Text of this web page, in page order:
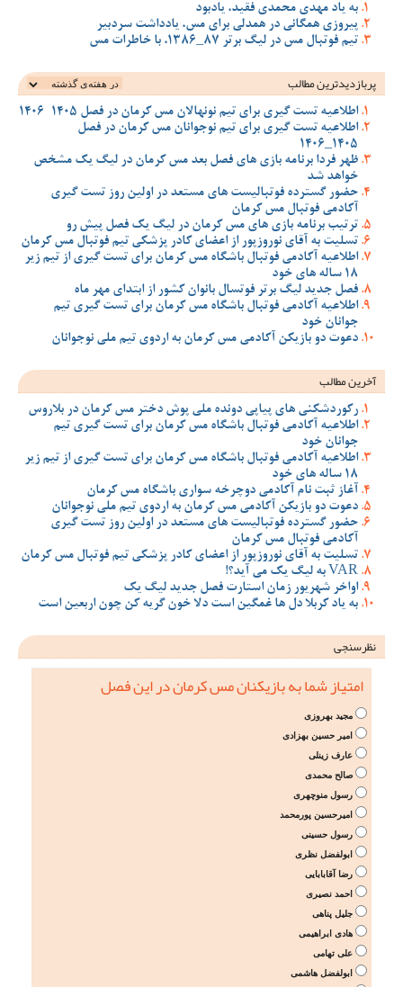
به یاد مهدی محمدی فقید، یادبود
پیروزی همگانی در همدلی برای مس، یادداشت سردبیر
تیم فوتبال مس در لیگ برتر 87_1386، با خاطرات مس
پربازدیدترین‌ مطالب
اطلاعیه تست گیری برای تیم نونهالان مس کرمان در فصل 1405-1406
اطلاعیه تست گیری برای تیم نوجوانان مس کرمان در فصل
1405_1406
ظهر فردا برنامه بازی های فصل بعد مس کرمان در لیگ یک مشخص
خواهد شد
حضور گسترده فوتبالیست های مستعد در اولین روز تست گیری
آکادمی فوتبال مس کرمان
ترتیب برنامه بازی های مس کرمان در لیگ یک فصل پیش رو
تسلیت به آقای نوروزپور از اعضای کادر پزشکی تیم فوتبال مس کرمان
اطلاعیه آکادمی فوتبال باشگاه مس کرمان برای تست گیری از تیم زیر
18 ساله های خود
فصل جدید لیگ برتر فوتسال بانوان کشور از ابتدای مهر ماه
اطلاعیه آکادمی فوتبال باشگاه مس کرمان برای تست گیری تیم
جوانان خود
دعوت دو بازیکن آکادمی مس کرمان به اردوی تیم ملی نوجوانان
آخرین مطالب
رکوردشکنی های پیاپی دونده ملی پوش دختر مس کرمان در بلاروس
اطلاعیه آکادمی فوتبال باشگاه مس کرمان برای تست گیری تیم
جوانان خود
اطلاعیه آکادمی فوتبال باشگاه مس کرمان برای تست گیری از تیم زیر
18 ساله های خود
آغاز ثبت نام آکادمی دوچرخه سواری باشگاه مس کرمان
دعوت دو بازیکن آکادمی مس کرمان به اردوی تیم ملی نوجوانان
حضور گسترده فوتبالیست های مستعد در اولین روز تست گیری
آکادمی فوتبال مس کرمان
تسلیت به آقای نوروزپور از اعضای کادر پزشکی تیم فوتبال مس کرمان
VAR به لیگ یک می آید؟!
اواخر شهریور زمان استارت فصل جدید لیگ یک
به یاد کربلا دل ها غمگین است دلا خون گریه کن چون اربعین است
نظرسنجی
امتیاز شما به بازیکنان مس کرمان در این فصل
مجید بهروزی
امیر حسین بهزادی
عارف زینلی
صالح محمدی
رسول منوچهری
امیرحسین پورمحمد
رسول حسینی
ابولفضل نظری
رضا آقابابایی
احمد نصیری
جلیل پناهی
هادی ابراهیمی
علی تهامی
ابولفضل هاشمی